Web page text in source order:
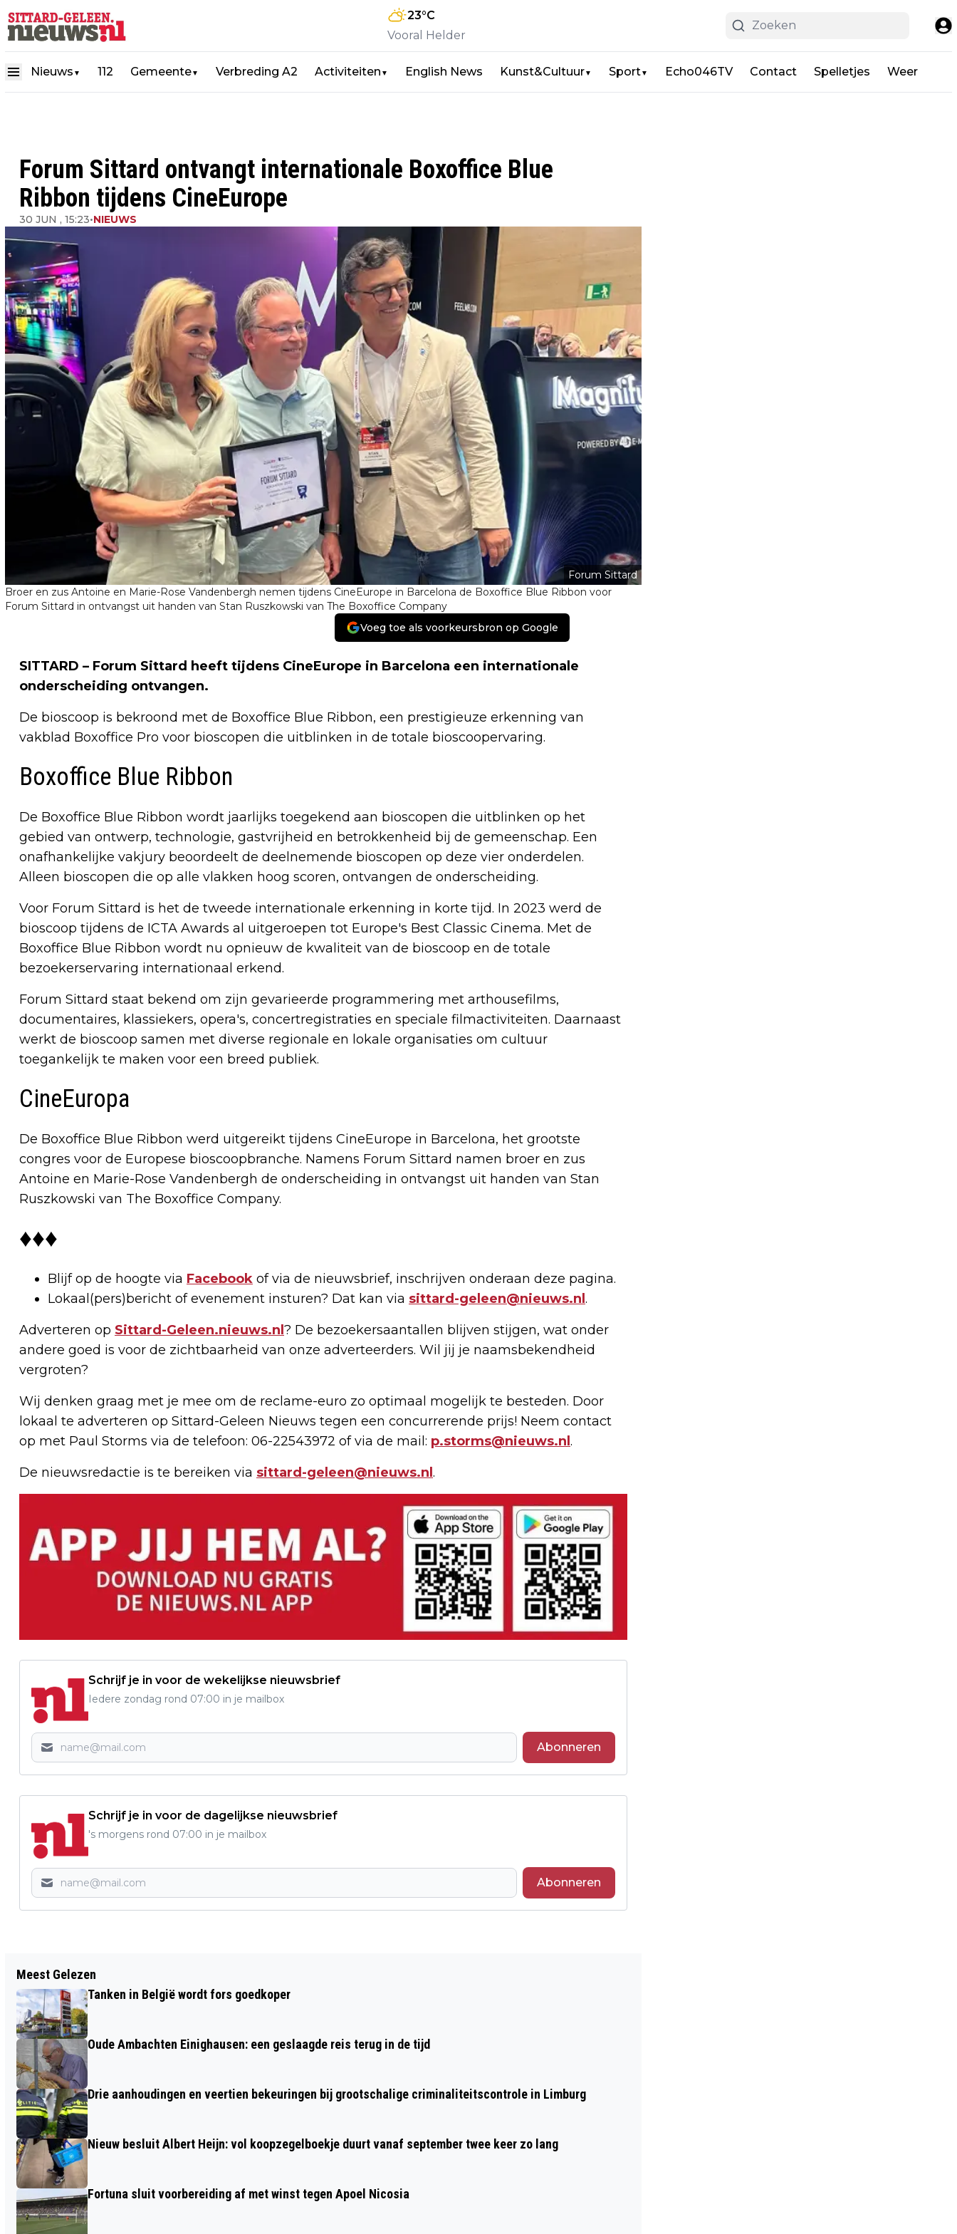
23°C
Vooral Helder
Nieuws ▼ 112 Gemeente▼ Verbreding A2 Activiteiten ▼ English News Kunst&Cultuur▼ Sport▼ Echo046TV Contact Spelletjes Weer
Forum Sittard ontvangt internationale Boxoffice Blue
Ribbon tijdens CineEurope
30 JUN , 15:23•NIEUWS
Forum Sittard
Broer en zus Antoine en Marie-Rose Vandenbergh nemen tijdens CineEurope in Barcelona de Boxoffice Blue Ribbon voor
Forum Sittard in ontvangst uit handen van Stan Ruszkowski van The Boxoffice Company
Voeg toe als voorkeursbron op Google
SITTARD – Forum Sittard heeft tijdens CineEurope in Barcelona een internationale
onderscheiding ontvangen.
De bioscoop is bekroond met de Boxoffice Blue Ribbon, een prestigieuze erkenning van
vakblad Boxoffice Pro voor bioscopen die uitblinken in de totale bioscoopervaring.
Boxoffice Blue Ribbon
De Boxoffice Blue Ribbon wordt jaarlijks toegekend aan bioscopen die uitblinken op het
gebied van ontwerp, technologie, gastvrijheid en betrokkenheid bij de gemeenschap. Een
onafhankelijke vakjury beoordeelt de deelnemende bioscopen op deze vier onderdelen.
Alleen bioscopen die op alle vlakken hoog scoren, ontvangen de onderscheiding.
Voor Forum Sittard is het de tweede internationale erkenning in korte tijd. In 2023 werd de
bioscoop tijdens de ICTA Awards al uitgeroepen tot Europe's Best Classic Cinema. Met de
Boxoffice Blue Ribbon wordt nu opnieuw de kwaliteit van de bioscoop en de totale
bezoekerservaring internationaal erkend.
Forum Sittard staat bekend om zijn gevarieerde programmering met arthousefilms,
documentaires, klassiekers, opera's, concertregistraties en speciale filmactiviteiten. Daarnaast
werkt de bioscoop samen met diverse regionale en lokale organisaties om cultuur
toegankelijk te maken voor een breed publiek.
CineEuropa
De Boxoffice Blue Ribbon werd uitgereikt tijdens CineEurope in Barcelona, het grootste
congres voor de Europese bioscoopbranche. Namens Forum Sittard namen broer en zus
Antoine en Marie-Rose Vandenbergh de onderscheiding in ontvangst uit handen van Stan
Ruszkowski van The Boxoffice Company.
♦♦♦
Blijf op de hoogte via Facebook of via de nieuwsbrief, inschrijven onderaan deze pagina.
Lokaal(pers)bericht of evenement insturen? Dat kan via sittard-geleen@nieuws.nl .
Adverteren op Sittard-Geleen.nieuws.nl ? De bezoekersaantallen blijven stijgen, wat onder
andere goed is voor de zichtbaarheid van onze adverteerders. Wil jij je naamsbekendheid
vergroten?
Wij denken graag met je mee om de reclame-euro zo optimaal mogelijk te besteden. Door
lokaal te adverteren op Sittard-Geleen Nieuws tegen een concurrerende prijs! Neem contact
op met Paul Storms via de telefoon: 06-22543972 of via de mail: p.storms@nieuws.nl .
De nieuwsredactie is te bereiken via sittard-geleen@nieuws.nl .
Schrijf je in voor de wekelijkse nieuwsbrief
Iedere zondag rond 07:00 in je mailbox
Abonneren
Schrijf je in voor de dagelijkse nieuwsbrief
's morgens rond 07:00 in je mailbox
Abonneren
FOTOSERIE: GESLAAGDE GARAGESALE
IN WIJK DE BAANDERT
Meest Gelezen
Tanken in België wordt fors goedkoper
Oude Ambachten Einighausen: een geslaagde reis terug in de tijd
Drie aanhoudingen en veertien bekeuringen bij grootschalige criminaliteitscontrole in Limburg
Nieuw besluit Albert Heijn: vol koopzegelboekje duurt vanaf september twee keer zo lang
Fortuna sluit voorbereiding af met winst tegen Apoel Nicosia